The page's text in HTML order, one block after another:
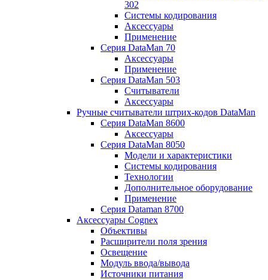
302
Системы кодирования
Аксессуары
Применение
Серия DataMan 70
Аксессуары
Применение
Серия DataMan 503
Считыватели
Аксессуары
Ручные считыватели штрих-кодов DataMan
Серия DataMan 8600
Аксессуары
Серия DataMan 8050
Модели и характеристики
Системы кодирования
Технологии
Дополнительное оборудование
Применение
Серия Dataman 8700
Аксессуары Cognex
Объективы
Расширители поля зрения
Освещение
Модуль ввода/вывода
Источники питания